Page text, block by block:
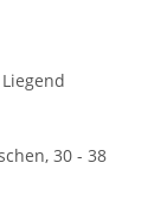
30 - 38